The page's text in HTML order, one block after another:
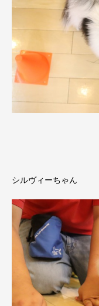
シルヴィーちゃん